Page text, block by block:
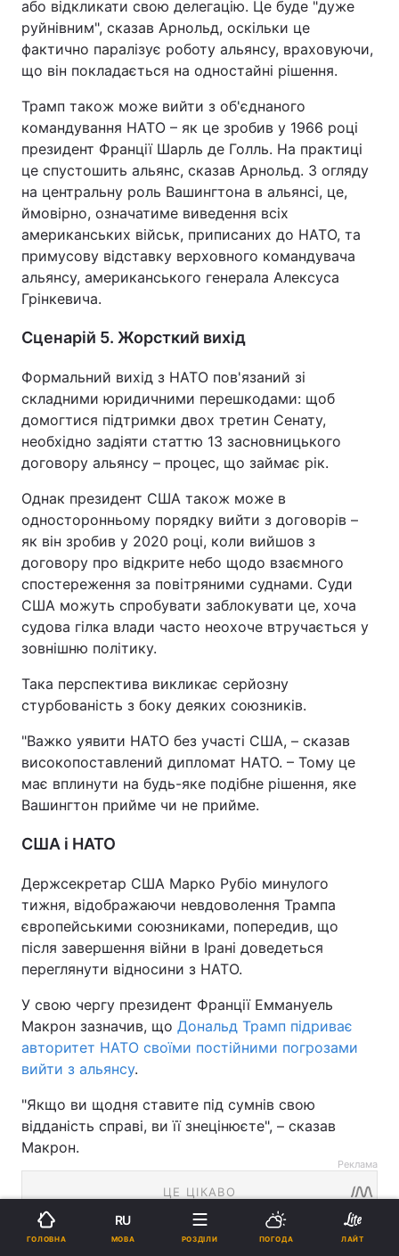
або відкликати свою делегацію. Це буде "дуже
руйнівним", сказав Арнольд, оскільки це
фактично паралізує роботу альянсу, враховуючи,
що він покладається на одностайні рішення.
Трамп також може вийти з об'єднаного
командування НАТО – як це зробив у 1966 році
президент Франції Шарль де Голль. На практиці
це спустошить альянс, сказав Арнольд. З огляду
на центральну роль Вашингтона в альянсі, це,
ймовірно, означатиме виведення всіх
американських військ, приписаних до НАТО, та
примусову відставку верховного командувача
альянсу, американського генерала Алексуса
Грінкевича.
Сценарій 5. Жорсткий вихід
Формальний вихід з НАТО пов'язаний зі
складними юридичними перешкодами: щоб
домогтися підтримки двох третин Сенату,
необхідно задіяти статтю 13 засновницького
договору альянсу – процес, що займає рік.
Однак президент США також може в
односторонньому порядку вийти з договорів –
як він зробив у 2020 році, коли вийшов з
договору про відкрите небо щодо взаємного
спостереження за повітряними суднами. Суди
США можуть спробувати заблокувати це, хоча
судова гілка влади часто неохоче втручається у
зовнішню політику.
Така перспектива викликає серйозну
стурбованість з боку деяких союзників.
"Важко уявити НАТО без участі США, – сказав
високопоставлений дипломат НАТО. – Тому це
має вплинути на будь-яке подібне рішення, яке
Вашингтон прийме чи не прийме.
США і НАТО
Держсекретар США Марко Рубіо минулого
тижня, відображаючи невдоволення Трампа
європейськими союзниками, попередив, що
після завершення війни в Ірані доведеться
переглянути відносини з НАТО.
У свою чергу президент Франції Еммануель
Макрон зазначив, що Дональд Трамп підриває
авторитет НАТО своїми постійними погрозами
вийти з альянсу.
"Якщо ви щодня ставите під сумнів свою
відданість справі, ви її знецінюєте", – сказав
Макрон.
Реклама
ГОЛОВНА
RU
МОВА РОЗДІЛИ ПОГОДА ЛАЙТ